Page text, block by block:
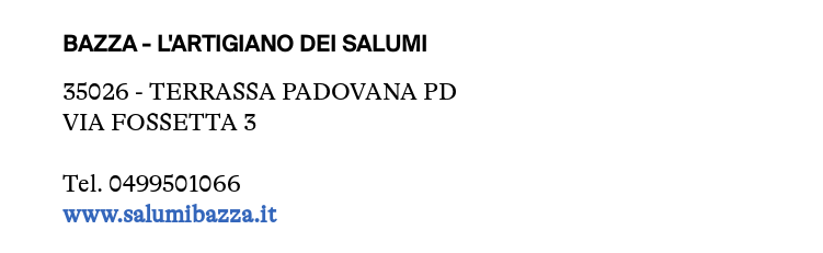
BAZZA - L'ARTIGIANO DEI SALUMI
35026 - TERRASSA PADOVANA PD
VIA FOSSETTA 3
Tel. 0499501066
www.salumibazza.it